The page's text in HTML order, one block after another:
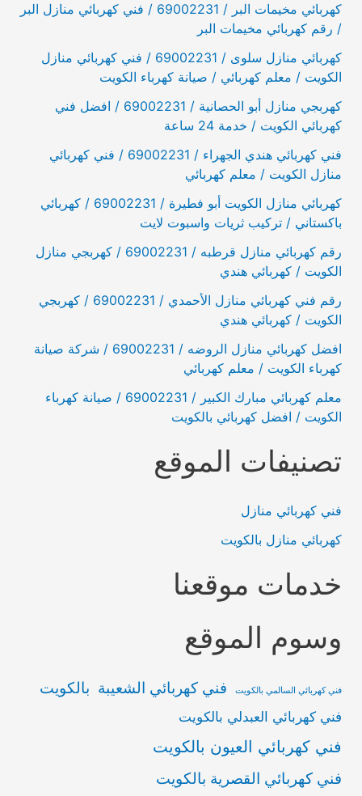
كهربائي مخيمات البر / 69002231 / فني كهربائي منازل البر
/ رقم كهربائي مخيمات البر
كهربائي منازل سلوى / 69002231 / فني كهربائي منازل
الكويت / معلم كهربائي / صيانة كهرباء الكويت
كهربجي منازل أبو الحصانية / 69002231 / افضل فني
كهربائي الكويت / خدمة 24 ساعة
فني كهربائي هندي الجهراء / 69002231 / فني كهربائي
منازل الكويت / معلم كهربائي
كهربائي منازل الكويت أبو فطيرة / 69002231 / كهربائي
باكستاني / تركيب ثريات واسبوت لايت
رقم كهربائي منازل قرطبه / 69002231 / كهربجي منازل
الكويت / كهربائي هندي
رقم فني كهربائي منازل الأحمدي / 69002231 / كهربجي
الكويت / كهربائي هندي
افضل كهربائي منازل الروضه / 69002231 / شركة صيانة
كهرباء الكويت / معلم كهربائي
معلم كهربائي مبارك الكبير / 69002231 / صيانة كهرباء
الكويت / افضل كهربائي بالكويت
تصنيفات الموقع
فني كهربائي منازل
كهربائي منازل بالكويت
خدمات موقعنا
وسوم الموقع
فني كهربائي السالمي بالكويت فني كهربائي الشعيبة بالكويت
فني كهربائي العبدلي بالكويت
فني كهربائي العيون بالكويت
فني كهربائي القصرية بالكويت